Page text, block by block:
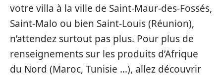
votre villa à la ville de Saint-Maur-des-Fossés,
Saint-Malo ou bien Saint-Louis (Réunion),
n’attendez surtout pas plus. Pour plus de
renseignements sur les produits d’Afrique
du Nord (Maroc, Tunisie …), allez découvrir